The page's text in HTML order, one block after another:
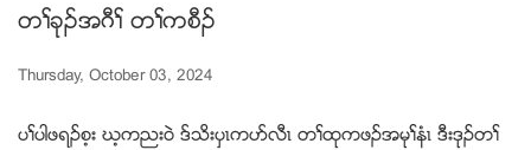
တႈခုဥအဂီႈ တႈကစီဥ
Thursday, October 03, 2024
ပႈပါဖရဥစ့း ဃ့ကညး၀ဲ ဒ္သိးပွၚကပဏလီၚ တႈထုကဖဥအမုႈနံၚ ဒီးဒုဥတႈ